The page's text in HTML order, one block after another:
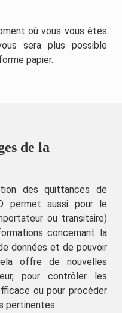
où vous vous êtes
sera plus possible
papier.
de la
des quittances de
permet aussi pour le
ou transitaire)
concernant la
données et de pouvoir
offre de nouvelles
pour contrôler les
ou pour procéder
pertinentes.